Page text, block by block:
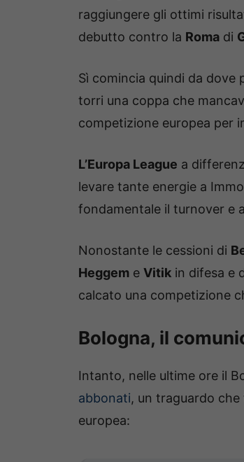
raggiungere gli ottimi
debutto contro la Roma di
Sì comincia quindi da
torri una coppa che
competizione europea per
L’Europa League a
levare tante energie a
fondamentale il turnover e
Nonostante le cessioni di
Heggem e Vitik in difesa e
calcato una competizione
Bologna, il
Intanto, nelle ultime ore il
abbonati, un traguardo che
europea: